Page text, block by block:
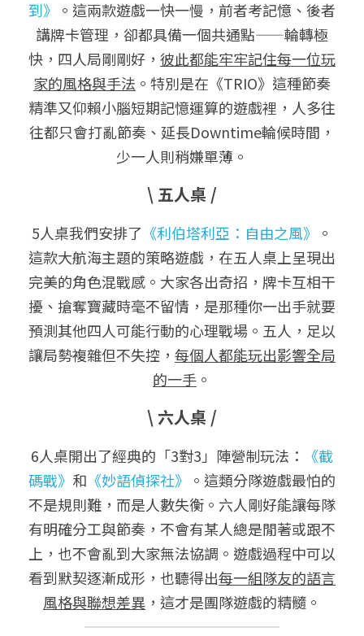
到》 。這兩款遊戲一快一慢，前者考記憶、後者
講牌卡管理，卻都具備一個共通點——輪轉極
快，四人局剛剛好， 彼此都能牢牢記住每一位玩
家的風格與手法 。特別是在《TRIO》這種節奏
精準又仰賴小腦短期記憶運算的遊戲裡，人多往
往都只會打亂節奏、延長Downtime輪候時間，
少一人則稍嫌單薄。
\ 五人桌 /
5人桌我們安排了 《利伯塔利亞：自由之風》 。
這款大航海主題的策略遊戲，在五人桌上呈現出
完美的角色混戰感。大家各出奇招，牌卡互相干
擾、搶奪寶藏時毫不留情，是那種你一出手就要
預測其他四人可能行動的心理戰場。五人，足以
讓局勢複雜但不失控， 每個人都能玩出影響全局
的一手 。
\ 六人桌 /
6人桌開出了經典的「3對3」陣營制玩法：
《截
碼戰》 和 《妙語偵探社》 。這類分隊遊戲最怕的
不是規則難，而是人數失衡。六人剛好能讓每隊
有明確分工與節奏，不會有某人總是閒著或跟不
上，也不會亂到大家無法協調。遊戲過程中可以
看到默契逐漸成形，也聽得出每一組隊友的語言
風格與聯想差異 ，這才是團隊遊戲的精髓。